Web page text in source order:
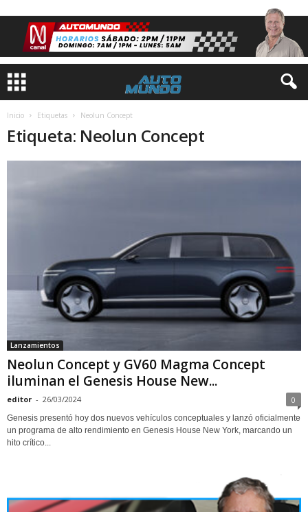
Inicio Etiquetas Neolun Concept
Etiqueta: Neolun Concept
Lanzamientos
Neolun Concept y GV60 Magma Concept
iluminan el Genesis House New...
editor - 26/03/2024 0
Genesis presentó hoy dos nuevos vehículos conceptuales y lanzó oficialmente
un programa de alto rendimiento en Genesis House New York, marcando un
hito crítico...